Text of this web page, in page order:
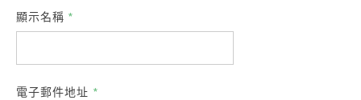
顯示名稱 *
電子郵件地址 *